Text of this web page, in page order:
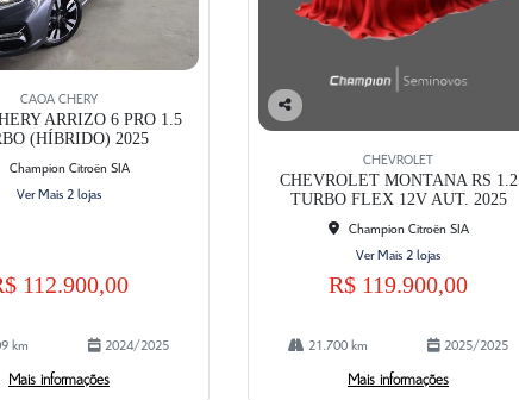
CAOA CHERY
ARRIZO 6 PRO 1.5
(HÍBRIDO) 2025
Champion Citroën SIA
Ver Mais 2 lojas
112.900,00
km 2024/2025
Mais informações
he
CHEVROLET
CHEVROLET MONTANA RS 1.2
TURBO FLEX 12V AUT. 2025
Champion Citroën SIA
Ver Mais 2 lojas
R$ 119.900,00
21.700 km 2025/2025
Mais informações